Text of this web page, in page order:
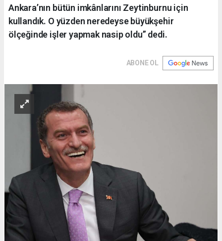
Ankara’nın bütün imkânlarını Zeytinburnu için
kullandık. O yüzden neredeyse büyükşehir
ölçeğinde işler yapmak nasip oldu” dedi.
ABONE OL